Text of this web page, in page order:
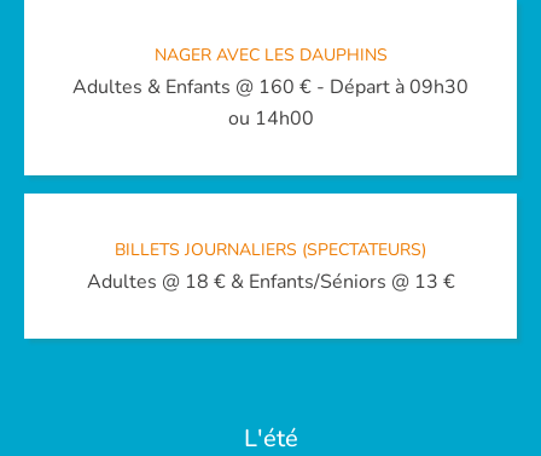
NAGER AVEC LES DAUPHINS
Adultes & Enfants @ 160 € - Départ à 09h30
ou 14h00
BILLETS JOURNALIERS (SPECTATEURS)
Adultes @ 18 € & Enfants/Séniors @ 13 €
L'été